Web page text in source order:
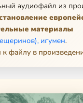
аудиофайл из
материалы
игумен.
к файлу в